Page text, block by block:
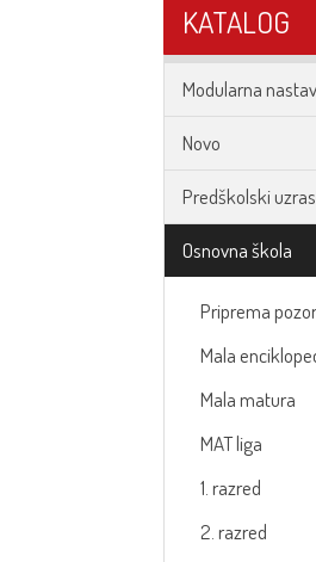
KATALOG
Modularna
Novo
Predškolski
Osnovna škola
Priprema pozor
Mala
Mala matura
MAT liga
1. razred
2. razred